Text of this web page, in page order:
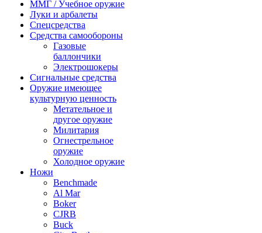
ММГ / Учебное оружие
Луки и арбалеты
Спецсредства
Средства самообороны
Газовые
баллончики
Электрошокеры
Сигнальные средства
Оружие имеющее
культурную ценность
Метательное и
другое оружие
Милитария
Огнестрельное
оружие
Холодное оружие
Ножи
Benchmade
Al Mar
Boker
CJRB
Buck